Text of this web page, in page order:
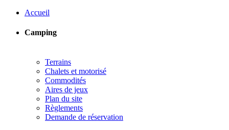
Accueil
Camping
Terrains
Chalets et motorisé
Commodités
Aires de jeux
Plan du site
Règlements
Demande de réservation